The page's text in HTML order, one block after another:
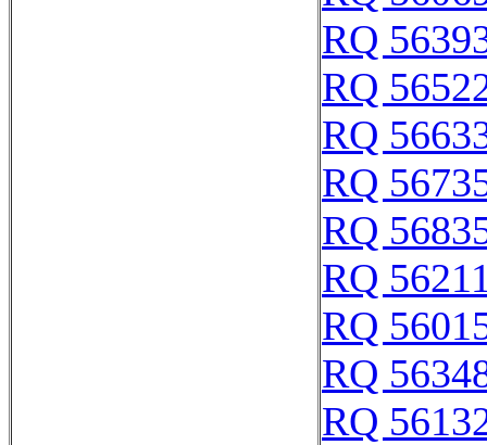
RQ
RQ
RQ
RQ
RQ
RQ
RQ
RQ
RQ